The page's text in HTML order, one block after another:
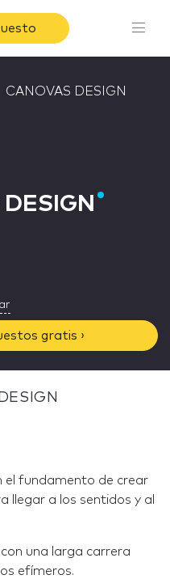
CANOVAS DESIGN
gratis ›
el fundamento de crear
llegar a los sentidos y al
una larga carrera
efímeros.